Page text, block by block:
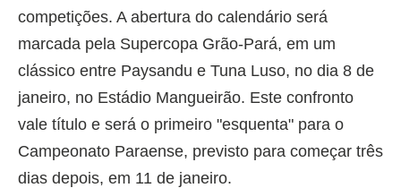
competições. A abertura do calendário será
marcada pela Supercopa Grão-Pará, em um
clássico entre Paysandu e Tuna Luso, no dia 8 de
janeiro, no Estádio Mangueirão. Este confronto
vale título e será o primeiro "esquenta" para o
Campeonato Paraense, previsto para começar três
dias depois, em 11 de janeiro.